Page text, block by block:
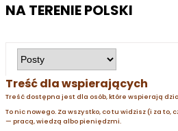
NA TERENIE POLSKI
Treść dla wspierających
Treść dostępna jest dla osób, które wspierają
To nic nowego. Za wszystko, co tu widzisz (i za to,
— pracą, wiedzą albo pieniędzmi.